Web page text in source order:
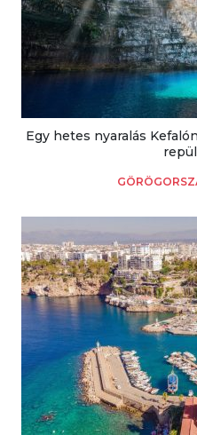
Egy hetes nyaralás